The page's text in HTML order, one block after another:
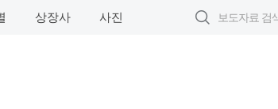
상장사 사진